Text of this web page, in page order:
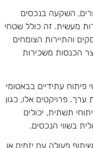
השקעה בנכסים
מעשית. זה כולל שטחי
והתיירות הצומחים
הכנסות משכירות
עתידיים בבאטומי
פרויקטים אלו, כגון
תשתית, יכולים
בשווי הנכסים.
פעולה עם יזמים או